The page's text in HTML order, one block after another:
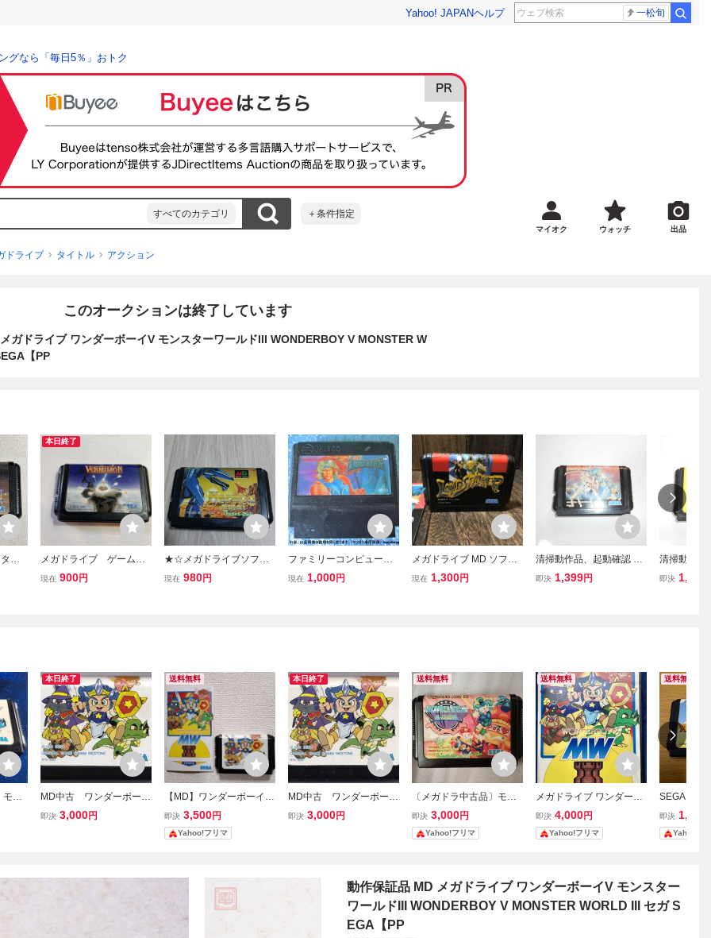
Yahoo! JAPANヘルプ 一松旬
グなら「毎日5％」おトク
すべてのカテゴリ ＋条件指定
マイオク ウォッチ 出品
ドライブ タイトル アクション
このオークションは終了しています
ガドライブ ワンダーボーイV モンスターワールドIII WONDERBOY V MONSTER W
【PP
ー
本日終了
メガドライブ ゲームソ
フト VERMILION ROM
現在 900円
★☆メガドライブソフ
ト Herzog Zwei ヘルツ
現在 980円
ファミリーコンピュータ
ー ソフト ザ・ロード・オ
現在 1,000円
メガドライブ MD ソフト
ランドストーカー 皇帝の
現在 1,300円
清掃動作品、起動確認 シ
ャイニングフォース 神々
即決 1,399円
清掃動作品
ッスルウォ
即決 1,199
ン
本日終了
MD中古 ワンダーボーイ
５ モンスターワールド
即決 3,000円
送料無料
【MD】ワンダーボーイⅤ
モンスターワールドⅢメ
ガドライブ 箱無し
即決 3,500円
Yahoo!フリマ
本日終了
MD中古 ワンダーボーイ
５ モンスターワールド
即決 3,000円
送料無料
〔メガドラ中古品〕モン
スターレア メガドライ
ブ MD〔激レア〕ワンダ
ーボーイⅢ
即決 3,000円
Yahoo!フリマ
送料無料
メガドライブ ワンダーボ
ーイV モンスターワール
ドIII ［動作確認済］
即決 4,000円
Yahoo!フリマ
送料無料
SEGA メガ
ックスキッ
フト ソフ
ンク品
即決 1,900
Yahoo!フ
動作保証品 MD メガドライブ ワンダーボーイV モンスター
ワールドIII WONDERBOY V MONSTER WORLD III セガ S
EGA【PP